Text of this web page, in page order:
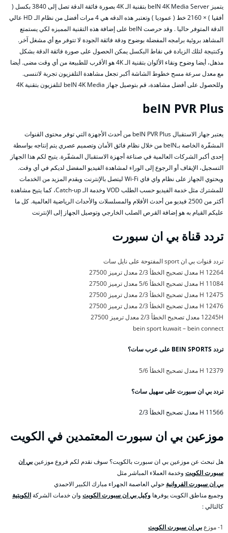
يتميز beIN 4K Media Server بتقنية الـ 4K بصورة فائقة الدقة تصل إلى 3840 بكسل (
أفقيا ) × 2160 خط ( عموديا ) وتعتبر هذه الدقه هي 4 مرات أفضل من نظام الـ HD عالي
الدقة المتوفر حاليا . وقد حرصت beIN على إضافة هذه التقنية المميزه لكي يستمتع
المشاهد بروئية برامجه المفضلة بوضوح ودقة فائقة الجودة لا تتوفر مع أي مشغل آخر.
وكنتيجة لتلك الزيادة في نقاط البكسل يمكن الحصول على صورة فائقة الدقة بشكل
مذهل، أيضا وضوح ونقاء الألوان بتقنية الـ 4K هو الأقرب للطبيعة من أي وقت مضى. أيضا
مع معدل سرعة مسح خطوط الشاشة أكبر تجعل مشاهدة التلفزيون تجربة لاتنسى.
وللحصول على أفضل مشاهدة، قم بتوصيل جهاز beIN 4K Media لتلفزيون بتقنية 4K
beIN PVR Plus
يعتبر جهاز الاستقبال beIN PVR Plus من أحدث الأجهزة التي توفر محتوى القنوات
المشفّرة الخاصة بـbeIN من خلال نظام فائق الأمان وتصميم عصري يتم إنتاجه بواسطة
إحدى أكبر الشركات العالمية في صناعة أجهزة الاستقبال المشفّرة. يتيح لكم هذا الجهاز
التسجيل، الإيقاف أو الرجوع إلى الوراء لمشاهدة الفيديو المفضل لديكم في أي وقت.
ويحتوي الجهاز على نظام واي فاي Wi-Fi ليتصل بالإنترنت ويقدم المزيد من الخدمات
للمشترك مثل خدمة الفيديو حسب الطلب VOD وخدمة الـ Catch-up، كما يتيح مشاهدة
أكثر من 2500 فيديو من أحدث الأفلام والمسلسلات والأحداث الرياضية العالمية. كل ما
عليكم القيام به هو إضافة القرص الصلب الخارجي وتوصيل الجهاز إلى الإنترنت
تردد قناة بي ان سبورت
تردد قنوات بي ان sport المفتوحة على نايل سات
12264 H معدل تصحيح الخطأ 2/3 معدل ترميز 27500
11084 H معدل تصحيح الخطأ 5/6 معدل ترميز 27500
12475 H معدل تصحيح الخطأ 2/3 معدل ترميز 27500
12476 H معدل تصحيح الخطأ 2/3 معدل ترميز 27500
12245H معدل تصحيح الخطأ 2/3 معدل ترميز 27500
bein sport kuwait – bein connect
تردد BEIN SPORTS على عرب سات؟
12379 H معدل تصحيح الخطأ 5/6
تردد بي ان سبورت على سهيل سات؟
11566 H معدل تصحيح الخطأ 2/3
موزعين بي ان سبورت المعتمدين في الكويت
هل تبحث عن موزعين بي ان سبورت بالكويت؟ سوف نقدم لكم فروع موزعينبي ان
سبورت الكويت وخدمة العملاء المباشر مثل
بي ان سبورت الفروانية حولي العاصمة الجهراء مبارك الكبير الاحمدي
وجميع مناطق الكويت يوفرها وكيل بي ان سبورت الكويت وان خدمات الشركةالكويتية
كالتالي :
1- موزع
بي ان سبورت الكويت